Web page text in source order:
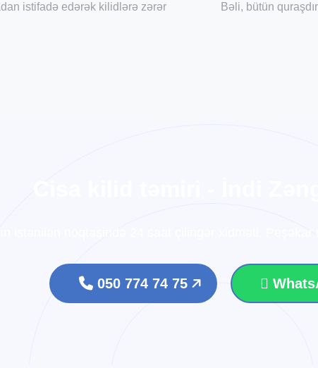
istifadə edərək kilidlərə zərər
Bəli, bütün
050 774 74 75